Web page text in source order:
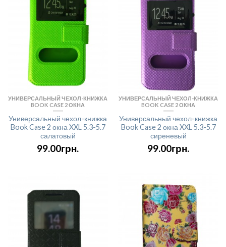
УНИВЕРСАЛЬНЫЙ ЧЕХОЛ-КНИЖКА
BOOK CASE 2 ОКНА
Универсальный чехол-книжка
Book Case 2 окна XXL 5.3-5.7
салатовый
99.00грн.
УНИВЕРСАЛЬНЫЙ ЧЕХОЛ-КНИЖКА
BOOK CASE 2 ОКНА
Универсальный чехол-книжка
Book Case 2 окна XXL 5.3-5.7
сиреневый
99.00грн.